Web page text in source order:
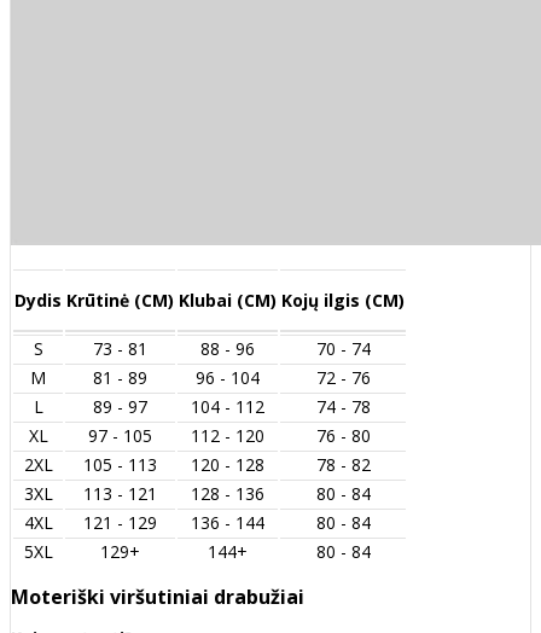
Dydis Krūtinė (CM) Klubai (CM) Kojų ilgis (CM)
S 73 - 81 88 - 96
70 - 74
M
81 - 89 96 - 104
72 - 76
L
89 - 97 104 - 112
74 - 78
XL
97 - 105 112 - 120
76 - 80
2XL
105 - 113 120 - 128
78 - 82
3XL
113 - 121 128 - 136
80 - 84
4XL
121 - 129 136 - 144
80 - 84
5XL
129+ 144+ 80 - 84
Moteriški viršutiniai drabužiai